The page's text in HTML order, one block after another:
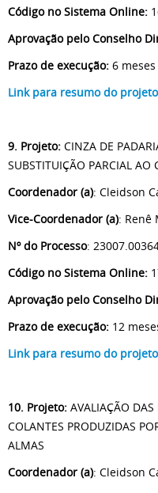
Código no Sistema Online:
Aprovação pelo Conselho
Prazo de execução: 6 meses
Link para resumo do projeto
9. Projeto: CINZA DE
SUBSTITUIÇÃO PARCIAL AO
Coordenador (a): Cleidson
Vice-Coordenador (a): Renê
Nº do Processo:
Código no Sistema Online:
Aprovação pelo Conselho
Prazo de execução: 12
Link para resumo do projeto
10. Projeto: AVALIAÇÃO DAS
COLANTES PRODUZIDAS
ALMAS
Coordenador (a): Cleidson